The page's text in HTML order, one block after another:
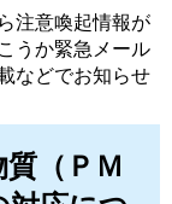
注意喚起情報が
うか緊急メール
などでお知らせ
（ＰＭ